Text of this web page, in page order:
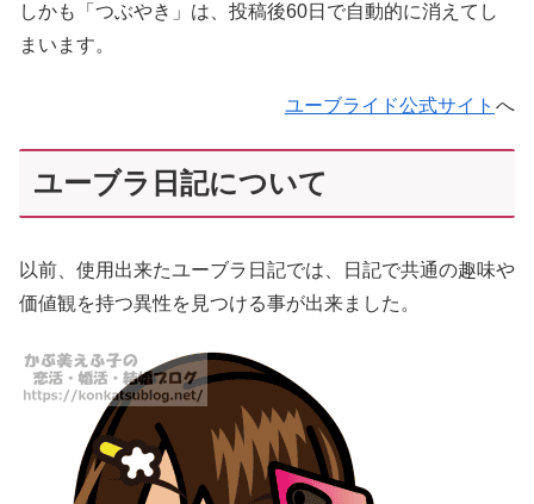
しかも「つぶやき」は、投稿後60日で自動的に消えてし
まいます。
ユーブライド公式サイト へ
ユーブラ日記について
以前、使用出来たユーブラ日記では、日記で共通の趣味や
価値観を持つ異性を見つける事が出来ました。